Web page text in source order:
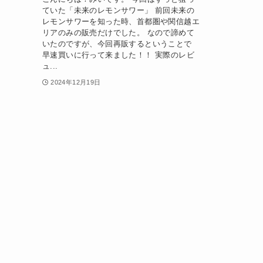
ていた「未来のレモンサワー」 前回未来の
レモンサワーを知った時、首都圏や関信越エ
リアのみの販売だけでした。 なので諦めて
いたのですが、今回再販するということで
早速買いに行って来ました！！ 実際のレビ
ュ...
2024年12月19日